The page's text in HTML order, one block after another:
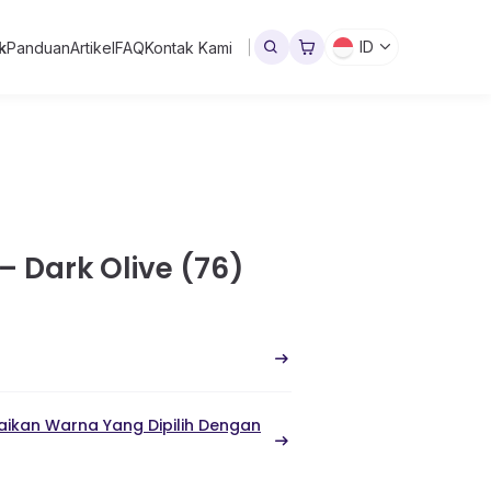
PanduanArtikelFAQKontak Kami ID
Dark Olive (76)
Warna Yang Dipilih Dengan